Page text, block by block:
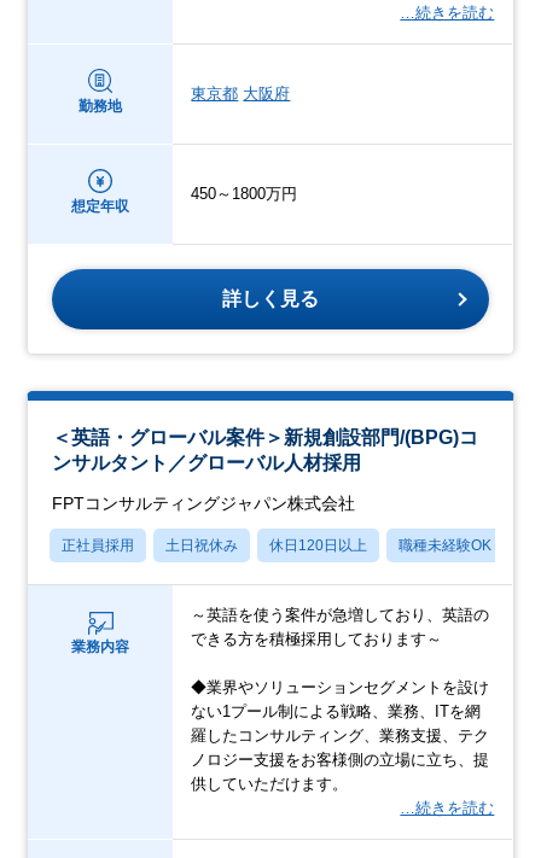
…続きを読む
勤務地
東京都 大阪府
想定年収
450～1800万円
詳しく見る
＜英語・グローバル案件＞新規創設部門/(BPG)コ
ンサルタント／グローバル人材採用
FPTコンサルティングジャパン株式会社
正社員採用 土日祝休み 休日120日以上 職種未経験OK
業務内容
～英語を使う案件が急増しており、英語の
できる方を積極採用しております～
◆業界やソリューションセグメントを設け
ない1プール制による戦略、業務、ITを網
羅したコンサルティング、業務支援、テク
ノロジー支援をお客様側の立場に立ち、提
供していただけます。
…続きを読む